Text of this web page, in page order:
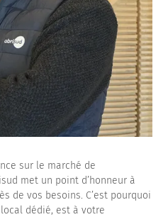
sur le marché de
met un point d’honneur à
de vos besoins. C’est pourquoi
dédié, est à votre